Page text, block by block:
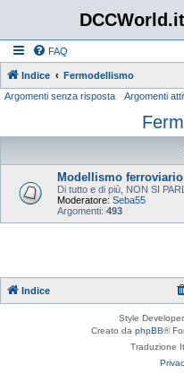
FAQ
Indice Fermodellismo
Argomenti senza risposta Argomenti
Modellismo ferroviario
Di tutto e di più, NON SI
Moderatore: Seba55
Argomenti: 493
Indice
Style
Creato da phpBB®
Traduzione